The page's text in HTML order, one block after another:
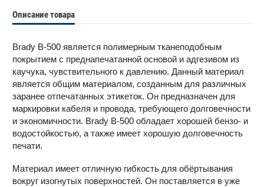
Описание товара
Brady B-500 является полимерным тканеподобным
покрытием с преднапечатанной основой и адгезивом из
каучука, чувствительного к давлению. Данный материал
является общим материалом, созданным для различных
заранее отпечатанных этикеток. Он предназначен для
маркировки кабеля и провода, требующего долговечности
и экономичности. Brady B-500 обладает хорошей бензо- и
водостойкостью, а также имеет хорошую долговечность
печати.
Материал имеет отличную гибкость для обёртывания
вокруг изогнутых поверхностей. Он поставляется в уже